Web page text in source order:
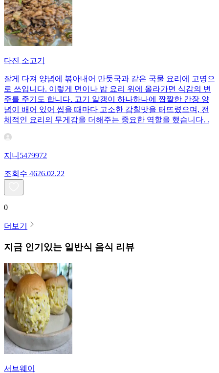
다진 소고기
잘게 다져 양념에 볶아내어 만둣국과 같은 국물 요리에 고명으
로 쓰입니다. 이렇게 면이나 밥 요리 위에 올라가면 식감의 변
주를 주기도 합니다. 고기 알갱이 하나하나에 짭짤한 간장 양
념이 배어 있어 씹을 때마다 고소한 감칠맛을 터뜨렸으며, 전
체적인 요리의 무게감을 더해주는 중요한 역할을 했습니다. .
지니5479972
조회수 4626.02.22
0
더보기
지금 인기있는 일반식 음식 리뷰
서브웨이